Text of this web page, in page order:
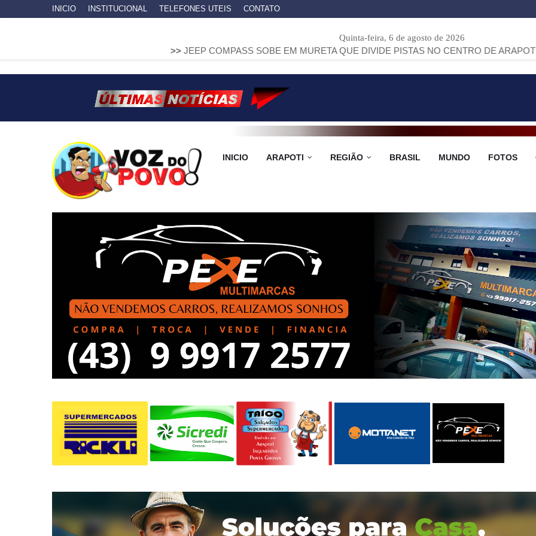
INICIO INSTITUCIONAL TELEFONES UTEIS CONTATO
Quinta-feira, 6 de agosto de 2026
JEEP COMPASS SOBE EM MURETA QUE DIVIDE PISTAS NO CENTRO DE ARAPOTI >>
INICIO ARAPOTI REGIÃO BRASIL MUNDO FOTOS